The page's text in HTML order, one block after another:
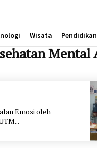
Wisata Pendidikan
Mental
Emosi oleh